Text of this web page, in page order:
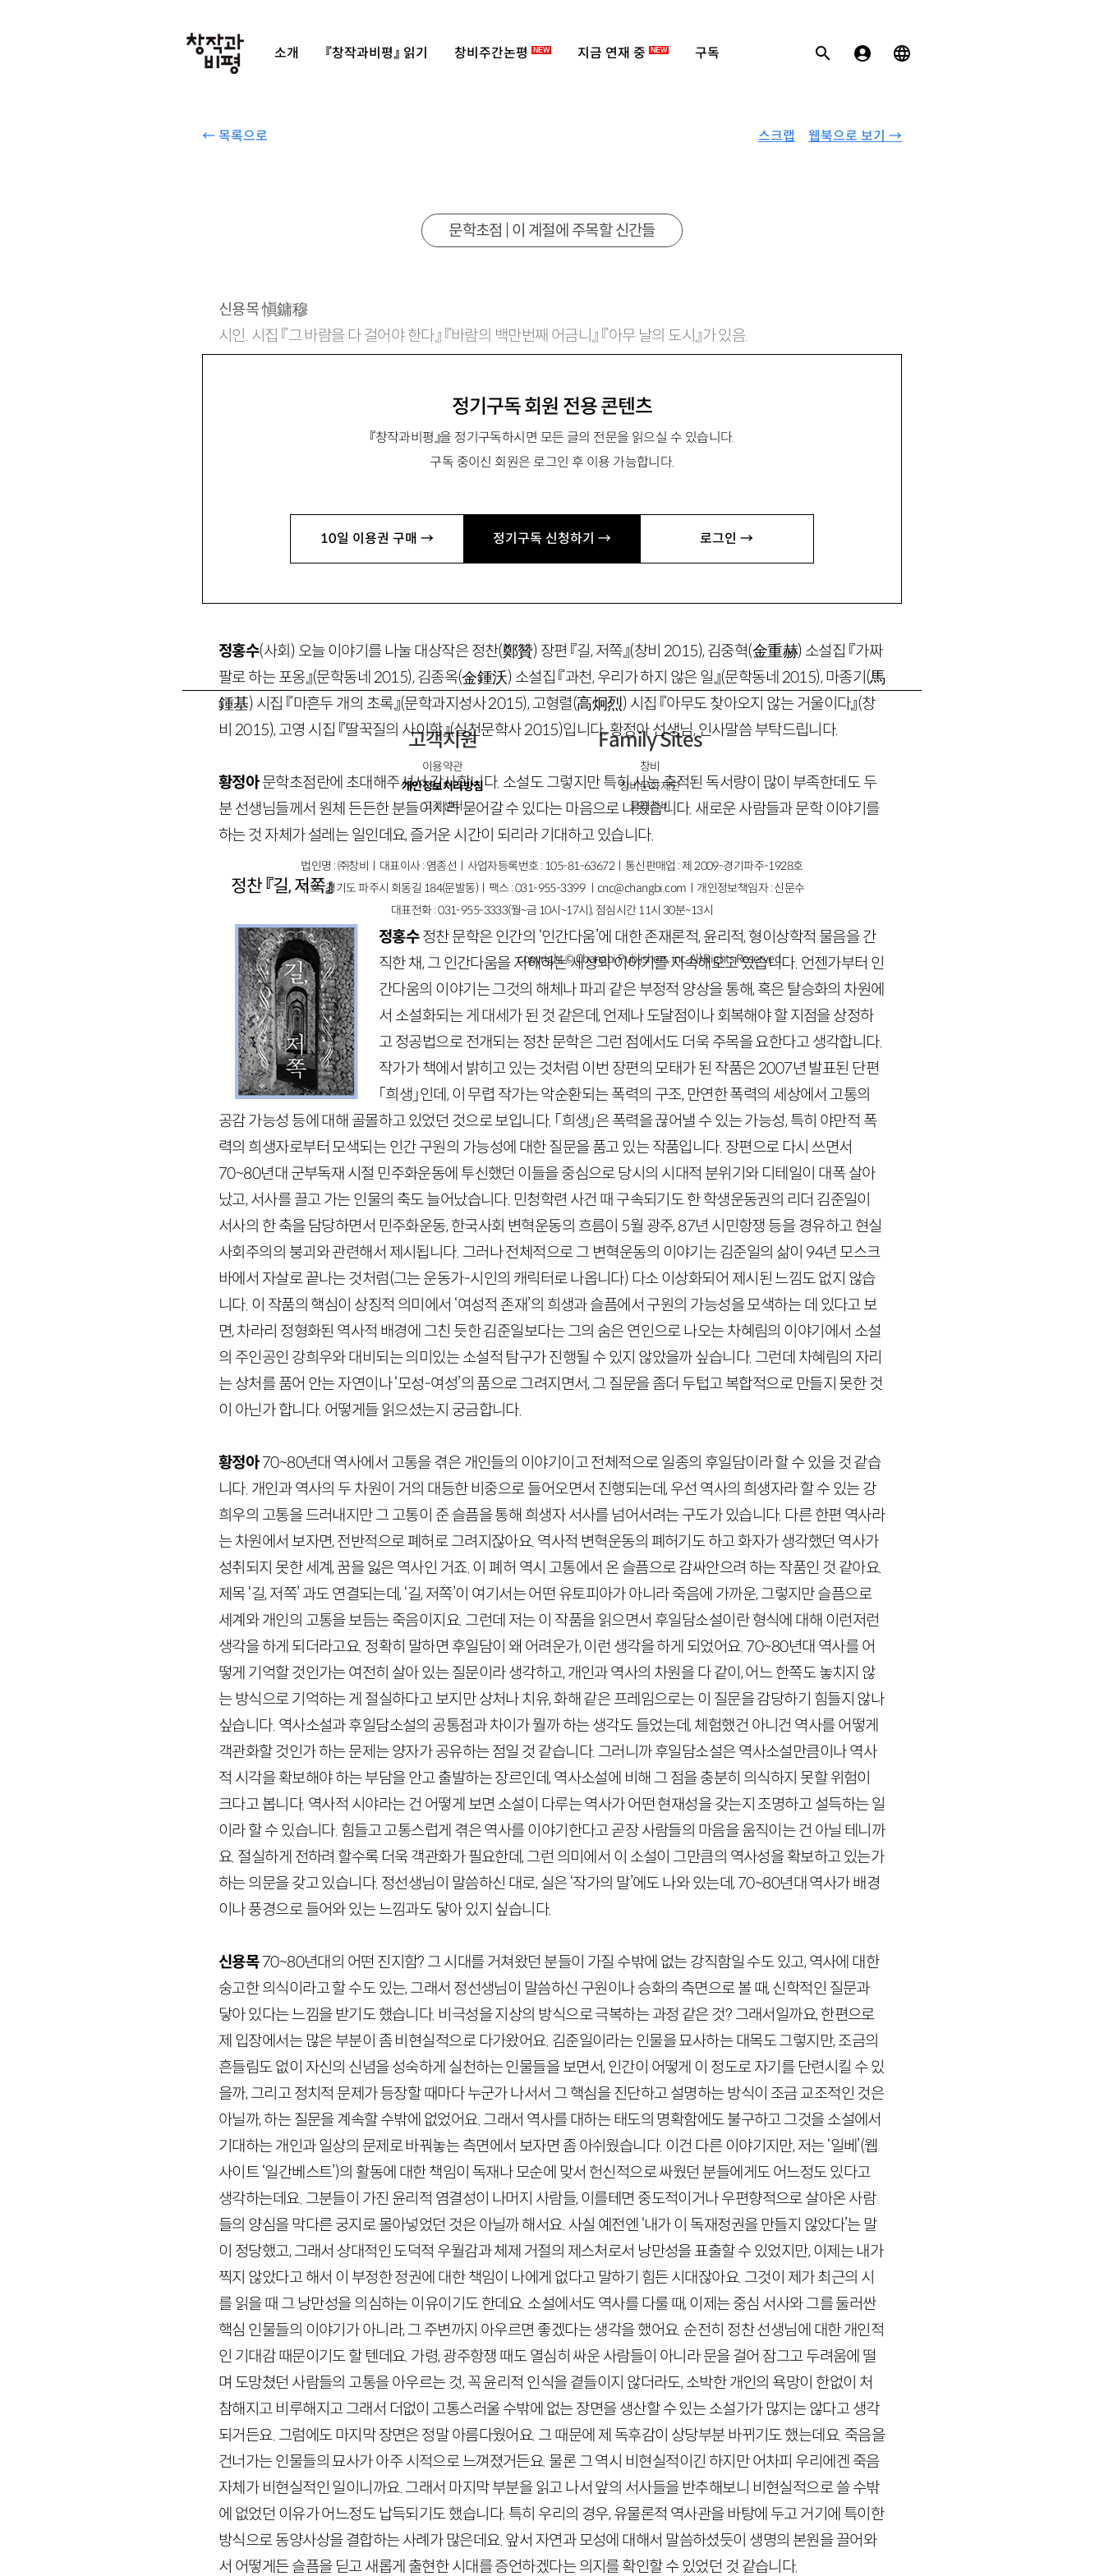
소개 『창작과비평』 읽기 창비주간논평 NEW 지금 연재 중 NEW 구독
← 목록으로 웹북으로 보기 →
스크랩
정기구독 회원 전용 콘텐츠
『창작과비평』을 정기구독하시면 모든 글의 전문을 읽으실 수 있습니다.
구독 중이신 회원은 로그인 후 이용 가능합니다.
10일 이용권 구매 → 정기구독 신청하기 → 로그인 →
문학초점 | 이 계절에 주목할 신간들
신용목愼鏞穆
시인. 시집 『그 바람을 다 걸어야 한다』 『바람의 백만번째 어금니』 『아무 날의 도시』가 있음.
문학평론가. 평론집 『소설의 고독』 『흔들리는 사이 언뜻 보이는 푸른빛』이 있음. myosu02@hanmail.net
문학평론가. 최근 평론으로「리얼리즘과 함께 사라진 것들」 「‘결을 거슬러 역사를 솔질’하는 문학」 등이 있음.
jhwang612@hanmail.net
정홍수(사회) 오늘 이야기를 나눌 대상작은 정찬(鄭贊) 장편 『길, 저쪽』(창비 2015), 김중혁(金重赫) 소설집 『가짜
팔로 하는 포옹』(문학동네 2015), 김종옥(金鍾沃) 소설집 『과천, 우리가 하지 않은 일』(문학동네 2015), 마종기 (馬
鍾基) 시집 『마흔두 개의 초록』(문학과지성사2015), 고형렬(高炯烈) 시집 『아무도 찾아오지 않는 거울이다』(창
비 2015), 고영 시집 『딸꾹질의 사이학』(실천문학사2015)입니다. 황정아 선생님, 인사말씀 부탁드립니다.
황정아문학초점란에 초대해주셔서 감사합니다. 소설도 그렇지만 특히 시는 축적된 독서량이 많이 부족한데도 두
분 선생님들께서 원체 든든한 분들이시라 묻어갈 수 있다는 마음으로 나왔습니다. 새로운 사람들과 문학 이야기 를
하는 것 자체가 설레는 일인데요, 즐거운 시간이 되리라 기대하고 있습니다.
정찬 『길, 저쪽』
정홍수정찬 문학은 인간의 ‘인간다움’에 대한 존재론적, 윤리적, 형이상학적 물음을 간
직한 채, 그 인간다움을 저해하는 세상의 이야기를 지속해오고 있습니다. 언젠가부터 인
간다움의 이야기는 그것의 해체나 파괴 같은 부정적 양상을 통해, 혹은 탈승화의 차원에
서 소설화되는 게 대세가 된 것 같은데, 언제나 도달점이나 회복해야 할 지점을 상정하
고 정공법으로 전개되는 정찬 문학은 그런 점에서도 더욱 주목을 요한다고 생각합니다.
작가가 책에서 밝히고 있는 것처럼 이번 장편의 모태가 된 작품은2007년 발표된 단편
「희생」인데, 이 무렵 작가는 악순환되는 폭력의 구조, 만연한 폭력의 세상에서 고통의
공감 가능성 등에 대해 골몰하고 있었던 것으로 보입니다. 「희생」은 폭력을 끊어낼 수 있는 가능성, 특히 야만적 폭
력의 희생자로부터 모색되는 인간 구원의 가능성에 대한 질문을 품고 있는 작품입니다. 장편으로 다시 쓰면서
70~80년대 군부독재 시절 민주화운동에 투신했던 이들을 중심으로 당시의 시대적 분위기와 디테일이 대폭 살아
났고, 서사를 끌고 가는 인물의 축도 늘어났습니다. 민청학련 사건 때 구속되기도 한 학생운동권의 리더 김준일이
서사의 한 축을 담당하면서 민주화운동, 한국사회 변혁운동의 흐름이 5월 광주, 87년 시민항쟁 등을 경유하고 현실
사회주의의 붕괴와 관련해서 제시됩니다. 그러나 전체적으로 그 변혁운동의 이야기는 김준일의 삶이 94년 모스크
바에서 자살로 끝나는 것처럼(그는 운동가-시인의 캐릭터로 나옵니다) 다소 이상화되어 제시된 느낌도 없지 않습
니다. 이 작품의 핵심이 상징적 의미에서 ‘여성적 존재’의 희생과 슬픔에서 구원의 가능성을 모색하는 데 있다고 보
면, 차라리 정형화된 역사적 배경에 그친 듯한 김준일보다는 그의 숨은 연인으로 나오는 차혜림의 이야기에서 소설
의 주인공인 강희우와 대비되는 의미있는 소설적 탐구가 진행될 수 있지 않았을까 싶습니다. 그런데 차혜림의 자리
는 상처를 품어 안는 자연이나 ‘모성-여성’의 품으로 그려지면서, 그 질문을 좀더 두텁고 복합적으로 만들지 못한 것
이 아닌가 합니다. 어떻게들 읽으셨는지 궁금합니다.
황정아 70~80년대 역사에서 고통을 겪은 개인들의 이야기이고 전체적으로 일종의 후일담이라 할 수 있을 것 같습
니다. 개인과 역사의 두 차원이 거의 대등한 비중으로 들어오면서 진행되는데, 우선 역사의 희생자라 할 수 있는 강
희우의 고통을 드러내지만 그 고통이 준 슬픔을 통해 희생자 서사를 넘어서려는 구도가 있습니다. 다른 한편 역사라
는 차원에서 보자면, 전반적으로 폐허로 그려지잖아요. 역사적 변혁운동의 폐허기도 하고 화자가 생각했던 역사가
성취되지 못한 세계, 꿈을 잃은 역사인 거죠. 이 폐허 역시 고통에서 온 슬픔으로 감싸안으려 하는 작품인 것 같아요.
제목 ‘길, 저쪽’ 과도 연결되는데, ‘길, 저쪽’이 여기서는 어떤 유토피아가 아니라 죽음에 가까운, 그렇지만 슬픔으로
세계와 개인의 고통을 보듬는 죽음이지요. 그런데 저는 이 작품을 읽으면서 후일담소설이란 형식에 대해 이런저런
생각을 하게 되더라고요. 정확히 말하면 후일담이 왜 어려운가, 이런 생각을 하게 되었어요. 70~80년대 역사를 어
떻게 기억할 것인가는 여전히 살아 있는 질문이라 생각하고, 개인과 역사의 차원을 다 같이, 어느 한쪽도 놓치지 않
는 방식으로 기억하는 게 절실하다고 보지만 상처나 치유, 화해 같은 프레임으로는 이 질문을 감당하기 힘들지 않나
싶습니다. 역사소설과 후일담소설의 공통점과 차이가 뭘까 하는 생각도 들었는데, 체험했건 아니건 역사를 어떻게
객관화할 것인가 하는 문제는 양자가 공유하는 점일 것 같습니다. 그러니까 후일담소설은 역사소설만큼이나 역사
적 시각을 확보해야 하는 부담을 안고 출발하는 장르인데, 역사소설에 비해 그 점을 충분히 의식하지 못할 위험이
크다고 봅니다. 역사적 시야라는 건 어떻게 보면 소설이 다루는 역사가 어떤 현재성을 갖는지 조명하고 설득하는 일
이라 할 수 있습니다. 힘들고 고통스럽게 겪은 역사를 이야기한다고 곧장 사람들의 마음을 움직이는 건 아닐 테니까
요. 절실하게 전하려 할수록 더욱 객관화가 필요한데, 그런 의미에서 이 소설이 그만큼의 역사성을 확보하고 있는가
하는 의문을 갖고 있습니다. 정선생님이 말씀하신 대로, 실은 ‘작가의 말’에도 나와 있는데, 70~80년대 역사가 배경
이나 풍경으로 들어와 있는 느낌과도 닿아 있지 싶습니다.
신용목 70~80년대의 어떤 진지함? 그 시대를 거쳐왔던 분들이 가질 수밖에 없는 강직함일 수도 있고, 역사에 대한
숭고한 의식이라고 할 수도 있는, 그래서 정선생님이 말씀하신 구원이나 승화의 측면으로 볼 때, 신학적인 질문과
닿아 있다는 느낌을 받기도 했습니다. 비극성을 지상의 방식으로 극복하는 과정 같은 것? 그래서일까요, 한편으로
제 입장에서는 많은 부분이 좀 비현실적으로 다가왔어요. 김준일이라는 인물을 묘사하는 대목도 그렇지만, 조금의
흔들림도 없이 자신의 신념을 성숙하게 실천하는 인물들을 보면서, 인간이 어떻게 이 정도로 자기를 단련시킬 수 있
을까, 그리고 정치적 문제가 등장할 때마다 누군가 나서서 그 핵심을 진단하고 설명하는 방식이 조금 교조적인 것은
아닐까, 하는 질문을 계속할 수밖에 없었어요. 그래서 역사를 대하는 태도의 명확함에도 불구하고 그것을 소설에서
기대하는 개인과 일상의 문제로 바꿔놓는 측면에서 보자면 좀 아쉬웠습니다. 이건 다른 이야기지만, 저는 ‘일베’(웹
사이트 ‘일간베스트’)의 활동에 대한 책임이 독재나 모순에 맞서 헌신적으로 싸웠던 분들에게도 어느정도 있다고
생각하는데요. 그분들이 가진 윤리적 염결성이 나머지 사람들, 이를테면 중도적이거나 우편향적으로 살아온 사람
들의 양심을 막다른 궁지로 몰아넣었던 것은 아닐까 해서요. 사실 예전엔 ‘내가 이 독재정권을 만들지 않았다’는 말
이 정당했고, 그래서 상대적인 도덕적 우월감과 체제 거절의 제스처로서 낭만성을 표출할 수 있었지만, 이제는 내가
찍지 않았다고 해서 이 부정한 정권에 대한 책임이 나에게 없다고 말하기 힘든 시대잖아요. 그것이 제가 최근의 시
를 읽을 때 그 낭만성을 의심하는 이유이기도 한데요. 소설에서도 역사를 다룰 때, 이제는 중심 서사와 그를 둘러싼
핵심 인물들의 이야기가 아니라, 그 주변까지 아우르면 좋겠다는 생각을 했어요. 순전히 정찬 선생님에 대한 개인적
인 기대감 때문이기도 할 텐데요. 가령, 광주항쟁 때도 열심히 싸운 사람들이 아니라 문을 걸어 잠그고 두려움에 떨
며 도망쳤던 사람들의 고통을 아우르는 것, 꼭 윤리적 인식을 곁들이지 않더라도, 소박한 개인의 욕망이 한없이 처
참해지고 비루해지고 그래서 더없이 고통스러울 수밖에 없는 장면을 생산할 수 있는 소설가가 많지는 않다고 생각
되거든요. 그럼에도 마지막 장면은 정말 아름다웠어요. 그 때문에 제 독후감이 상당부분 바뀌기도 했는데요. 죽음을
건너가는 인물들의 묘사가아주시적으로 느껴졌거든요. 물론 그 역시 비현실적이긴 하지만 어차피 우리에겐 죽음
자체가 비현실적인 일이니까요. 그래서 마지막 부분을 읽고 나서 앞의 서사들을 반추해보니 비현실적으로 쓸 수밖
에 없었던 이유가 어느정도 납득되기도 했습니다. 특히 우리의 경우, 유물론적 역사관을 바탕에 두고 거기에 특이한
방식으로 동양사상을 결합하는 사례가 많은데요. 앞서 자연과 모성에 대해서 말씀하셨듯이 생명의 본원을 끌어와
서 어떻게든 슬픔을 딛고 새롭게 출현한 시대를 증언하겠다는 의지를 확인할 수 있었던 것 같습니다.
고객지원
이용약관
개인정보처리방침
고객센터
Family Sites
창비
창비문화재단
클럽창비
법인명 : ㈜창비ㅣ대표이사 : 염종선ㅣ사업자등록번호 : 105-81-63672ㅣ통신판매업 : 제 2009-경기파주-1928호
주소 : 경기도 파주시 회동길 184(문발동)ㅣ팩스 : 031-955-3399 ㅣcnc@changbi.com ㅣ개인정보책임자 : 신문수
대표전화 : 031-955-3333(월~금 10시~17시), 점심시간 11시 30분~13시
copyright © Changbi Publishers, inc. All Rights Reserved.